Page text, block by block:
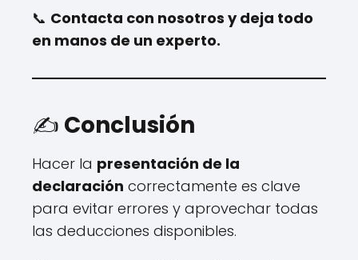
📞 Contacta con nosotros y deja todo
en manos de un experto.
✍️ Conclusión
Hacer la presentación de la
declaración correctamente es clave
para evitar errores y aprovechar todas
las deducciones disponibles.